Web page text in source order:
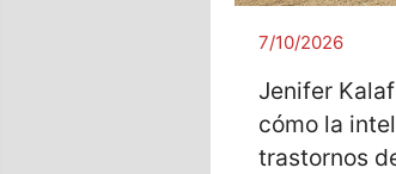
7/10/2026
Jenifer
cómo la
trastornos